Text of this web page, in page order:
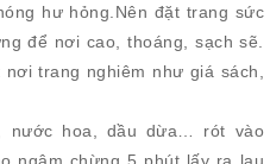
hư hỏng.Nên đặt trang sức
để nơi cao, thoáng, sạch sẽ.
trang nghiêm như giá sách,
nước hoa, dầu dừa… rót vào